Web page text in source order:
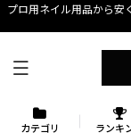
プロ用ネイル用品から安
カテゴリ ランキ